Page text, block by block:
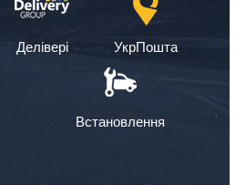
Делівері УкрПошта
Встановлення